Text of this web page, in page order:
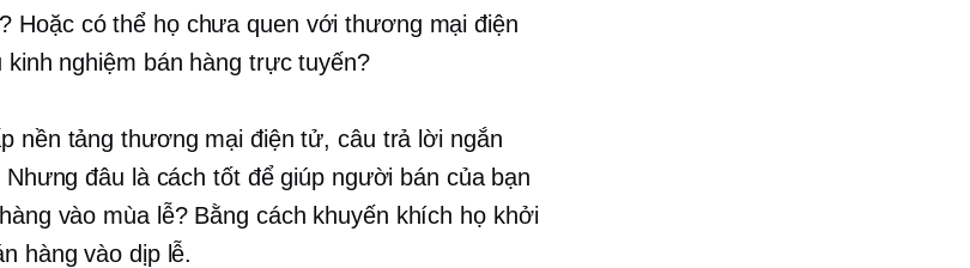
Hoặc có thể họ chưa quen với thương mại điện
nghiệm bán hàng trực tuyến?
nền tảng thương mại điện tử, câu trả lời ngắn
đâu là cách tốt để giúp người bán của bạn
vào mùa lễ? Bằng cách khuyến khích họ khởi
hàng vào dịp lễ.